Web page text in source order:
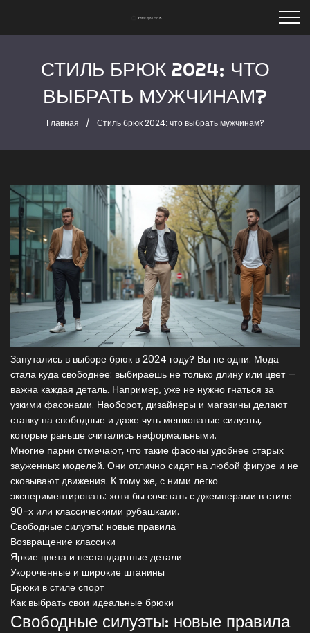
СТИЛЬ БРЮК 2024: ЧТО
ВЫБРАТЬ МУЖЧИНАМ?
Главная Стиль брюк 2024: что выбрать мужчинам?
Запутались в выборе брюк в 2024 году? Вы не одни. Мода
стала куда свободнее: выбираешь не только длину или цвет —
важна каждая деталь. Например, уже не нужно гнаться за
узкими фасонами. Наоборот, дизайнеры и магазины делают
ставку на свободные и даже чуть мешковатые силуэты,
которые раньше считались неформальными.
Многие парни отмечают, что такие фасоны удобнее старых
зауженных моделей. Они отлично сидят на любой фигуре и не
сковывают движения. К тому же, с ними легко
экспериментировать: хотя бы сочетать с джемперами в стиле
90-х или классическими рубашками.
Свободные силуэты: новые правила
Возвращение классики
Яркие цвета и нестандартные детали
Укороченные и широкие штанины
Брюки в стиле спорт
Как выбрать свои идеальные брюки
Свободные силуэты: новые правила